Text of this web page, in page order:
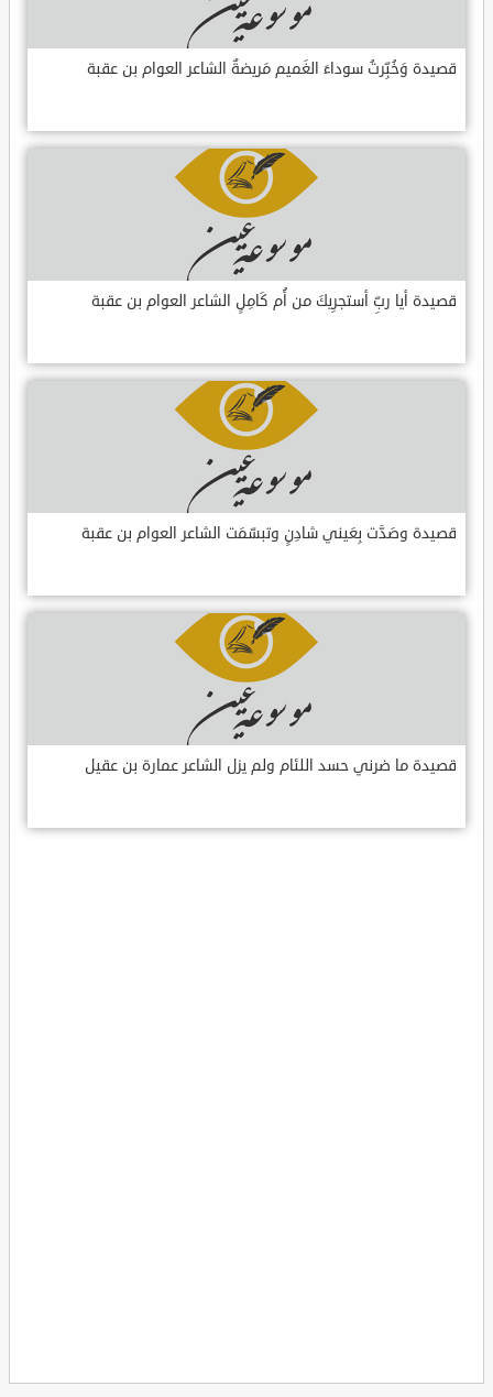
قصيدة وَخُبِّرتُ سوداءَ الغَميم مَريضةٌ الشاعر العوام بن عقبة
قصيدة أيا ربِّ أستجرِيكَ من أُم كَامِلٍ الشاعر العوام بن عقبة
قصيدة وصَدَّت بِعَيني شادِنٍ وتبسّمَت الشاعر العوام بن عقبة
قصيدة ما ضرني حسد اللئام ولم يزل الشاعر عمارة بن عقيل